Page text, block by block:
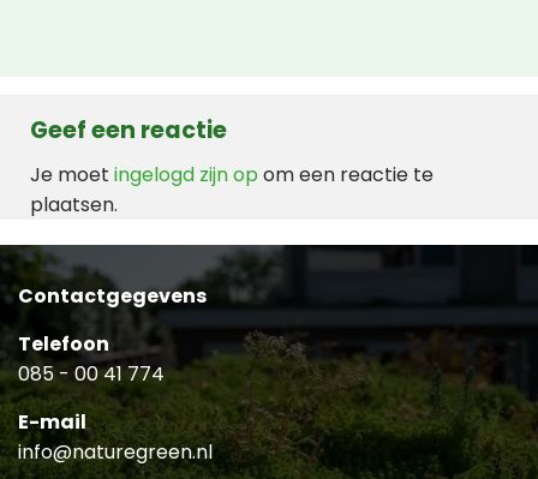
Geef een reactie
Je moet ingelogd zijn op om een reactie te
plaatsen.
Contactgegevens
Telefoon
085 - 00 41 774
E-mail
info@naturegreen.nl